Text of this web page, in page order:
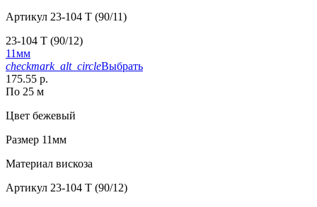
Артикул 23-104 T (90/11)
23-104 T (90/12)
11мм
checkmark_alt_circleВыбрать
175.55 р.
По 25 м
Цвет бежевый
Размер 11мм
Материал вискоза
Артикул 23-104 T (90/12)